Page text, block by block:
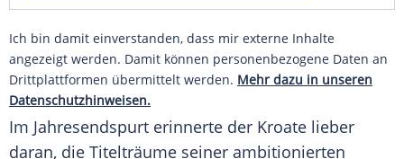
Ich bin damit einverstanden, dass mir externe Inhalte
angezeigt werden. Damit können personenbezogene Daten an
Drittplattformen übermittelt werden. Mehr dazu in unseren
Datenschutzhinweisen.
Im Jahresendspurt erinnerte der Kroate lieber
daran, die Titelträume seiner ambitionierten